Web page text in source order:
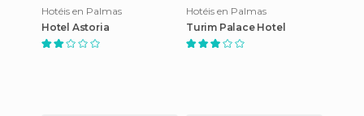
Hotéis en Palmas
Hotel Astoria
Hotéis en Palmas
Turim Palace Hotel